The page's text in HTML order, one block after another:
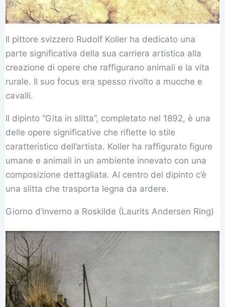
Il pittore svizzero Rudolf Koller ha dedicato una
parte significativa della sua carriera artistica alla
creazione di opere che raffigurano animali e la vita
rurale. Il suo focus era spesso rivolto a mucche e
cavalli.
Il dipinto “Gita in slitta”, completato nel 1892, è una
delle opere significative che riflette lo stile
caratteristico dell’artista. Koller ha raffigurato figure
umane e animali in un ambiente innevato con una
composizione dettagliata. Al centro del dipinto c’è
una slitta che trasporta legna da ardere.
Giorno d’inverno a Roskilde (Laurits Andersen Ring)